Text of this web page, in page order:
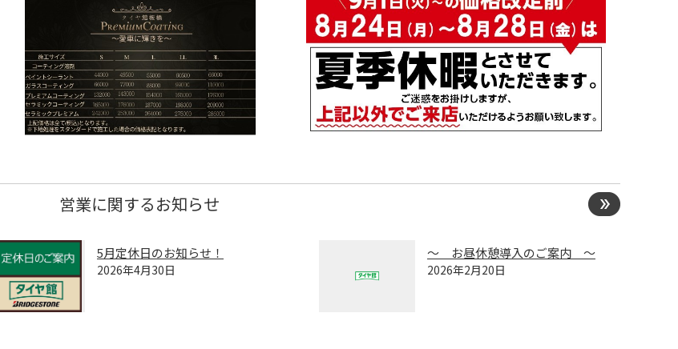
営業に関するお知らせ
5月定休日のお知らせ！
2026年4月30日
〜 お昼休憩導入のご案内 〜
2026年2月20日